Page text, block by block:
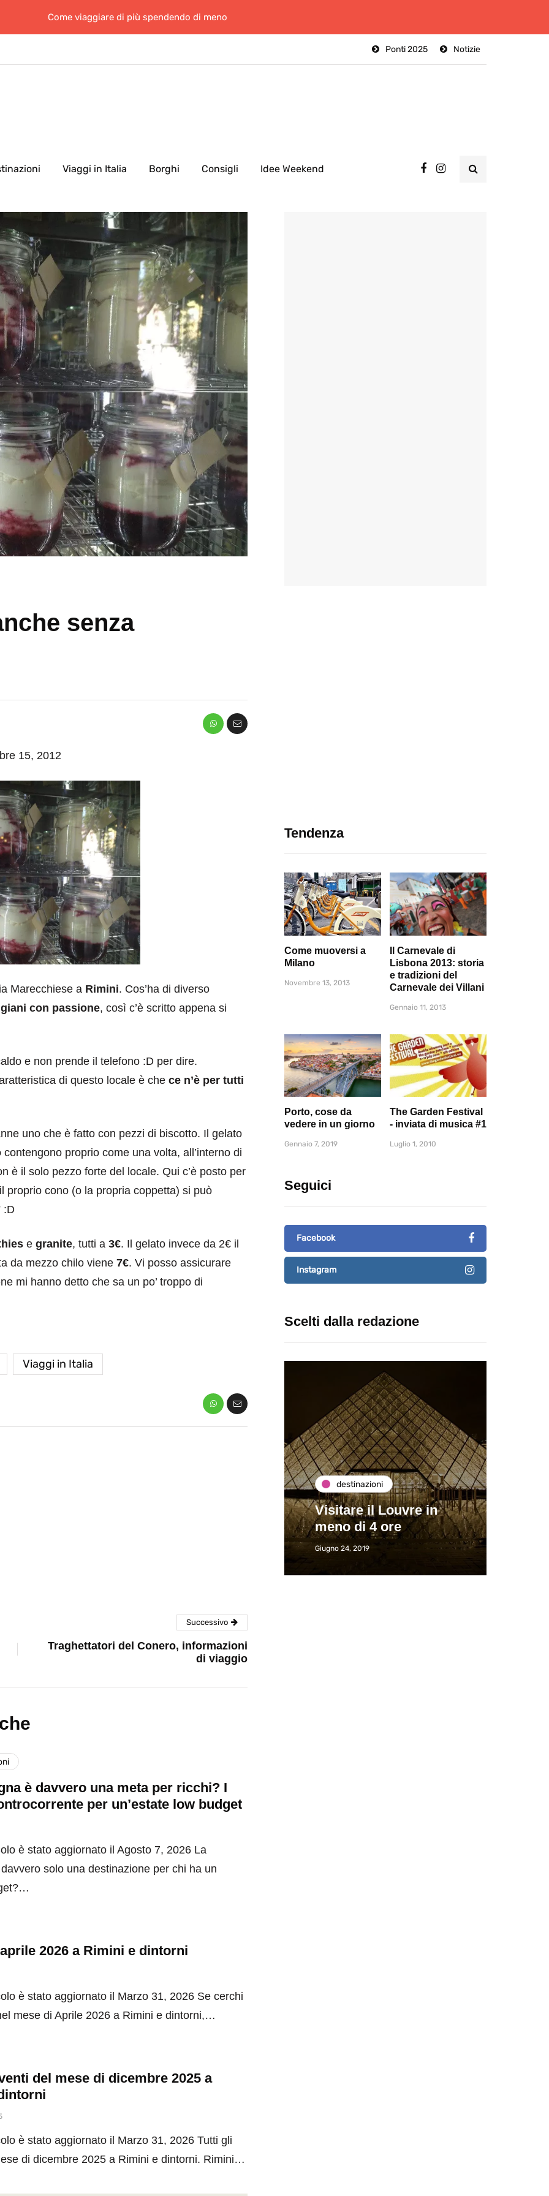
Come viaggiare di più spendendo di meno
Notizie
Ponti 2025
Viaggi in Italia Borghi Consigli Idee Weekend
senza
15, 2012
Marecchiese a Rimini. Cos’ha di diverso
con passione, così c’è scritto appena si
e non prende il telefono :D per dire.
di questo locale è che ce n’è per tutti
uno che è fatto con pezzi di biscotto. Il gelato
proprio come una volta, all’interno di
è il solo pezzo forte del locale. Qui c’è posto per
proprio cono (o la propria coppetta) si può
:D
e granite, tutti a 3€. Il gelato invece da 2€ il
da mezzo chilo viene 7€. Vi posso assicurare
mi hanno detto che sa un po’ troppo di
Viaggi in Italia
Tendenza
Come muoversi a
Milano
Novembre 13, 2013
Il Carnevale di
Lisbona 2013: storia
e tradizioni del
Carnevale dei Villani
Gennaio 11, 2013
Porto, cose da
vedere in un giorno
Gennaio 7, 2019
The Garden Festival
- inviata di musica #1
Luglio 1, 2010
Seguici
Facebook
Instagram
Scelti dalla redazione
destinazioni
Visitare il Louvre in
meno di 4 ore
Giugno 24, 2019
Successivo
Traghettatori del Conero, informazioni
di viaggio
è davvero una meta per ricchi? I
per un’estate low budget
è stato aggiornato il Agosto 7, 2026 La
solo una destinazione per chi ha un
2026 a Rimini e dintorni
è stato aggiornato il Marzo 31, 2026 Se cerchi
mese di Aprile 2026 a Rimini e dintorni,…
del mese di dicembre 2025 a
è stato aggiornato il Marzo 31, 2026 Tutti gli
di dicembre 2025 a Rimini e dintorni. Rimini…